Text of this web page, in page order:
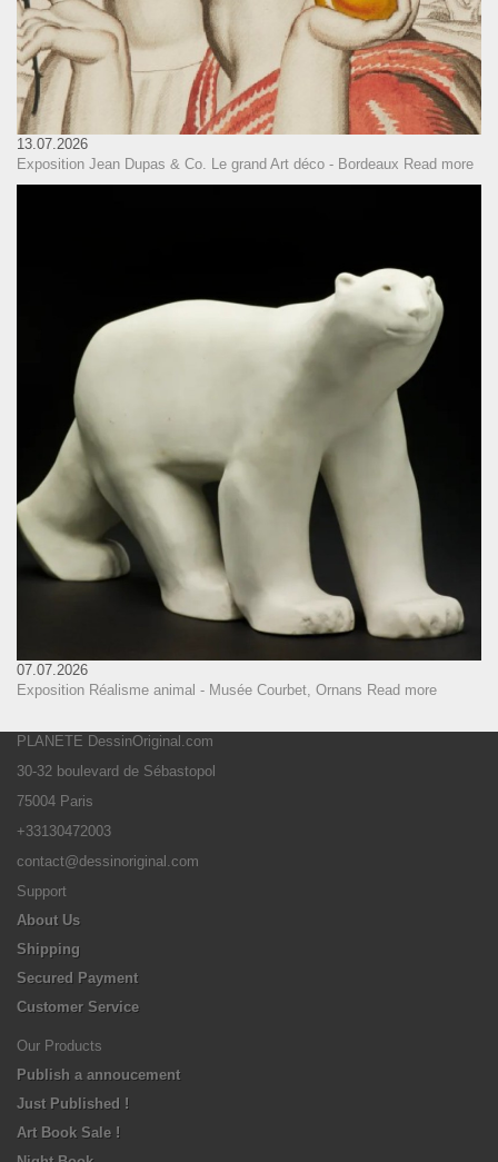
13.07.2026
Exposition Jean Dupas & Co. Le grand Art déco - Bordeaux Read more
07.07.2026
Exposition Réalisme animal - Musée Courbet, Ornans Read more
PLANETE DessinOriginal.com
30-32 boulevard de Sébastopol
75004 Paris
+33130472003
contact@dessinoriginal.com
Support
About Us
Shipping
Secured Payment
Customer Service
Our Products
Publish a annoucement
Just Published !
Art Book Sale !